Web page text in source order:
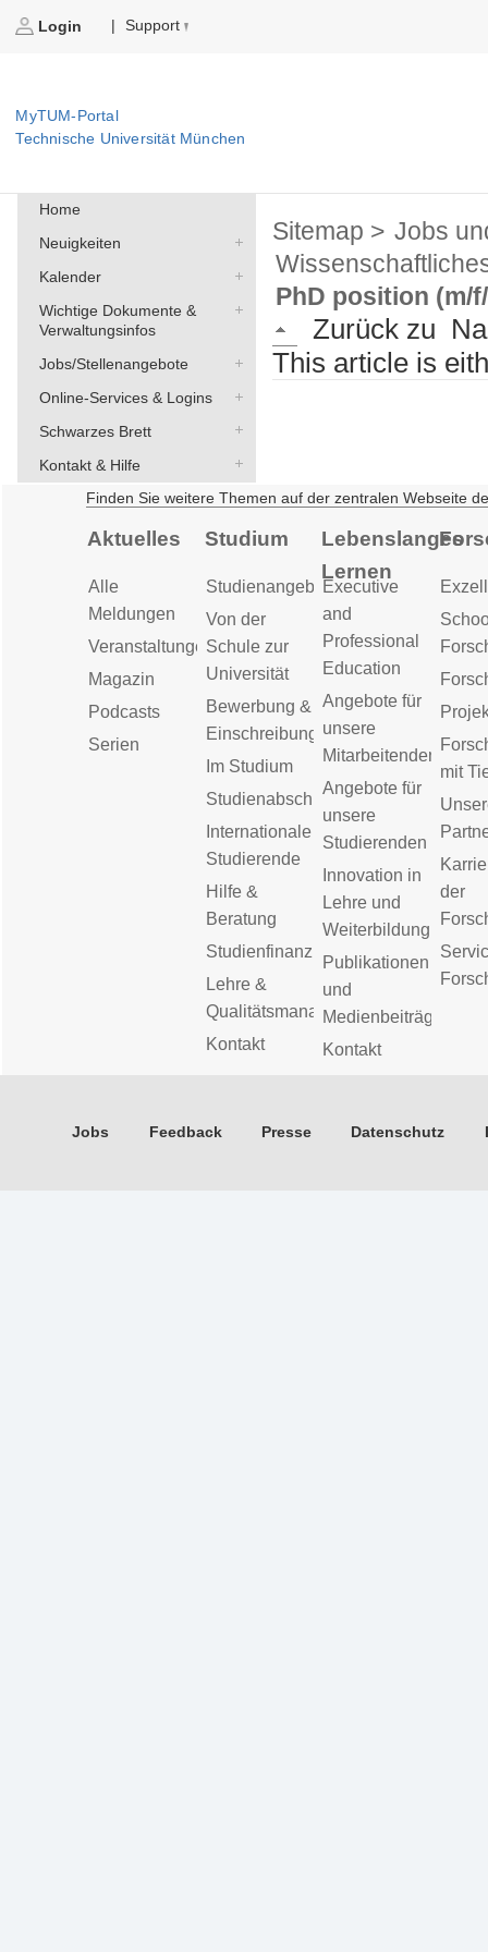
Login | Support
MyTUM-Portal
Technische Universität München
Home
Neuigkeiten
Kalender
Wichtige Dokumente &
Verwaltungsinfos
Jobs/Stellenangebote
Online-Services & Logins
Schwarzes Brett
Kontakt & Hilfe
Sitemap > Jobs
PhD position (m/
Zurück zu
This article is
Finden Sie weitere Themen auf der zentralen Webseite
Aktuelles
Alle
Meldungen
Veranstaltungen
Magazin
Podcasts
Serien
Studium
Studienangebot
Von der
Schule zur
Universität
Bewerbung &
Einschreibung
Im Studium
Studienabschluss
Internationale
Studierende
Hilfe &
Beratung
Studienfinanzierung
Lehre &
Qualitätsmanagement
Kontakt
Lebenslanges
Lernen
Executive
and
Professional
Education
Angebote für
unsere
Mitarbeitenden
Angebote für
unsere
Studierenden
Innovation in
Lehre und
Weiterbildung
Publikationen
und
Medienbeiträge
Kontakt
mit
der
Jobs Feedback Presse Datenschutz